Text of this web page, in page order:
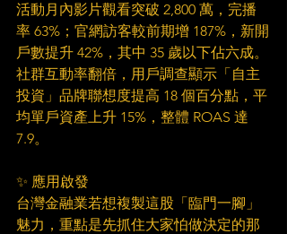
活動月內影片觀看突破 2,800 萬，完播
率 63%；官網訪客較前期增 187%，新開
戶數提升 42%，其中 35 歲以下佔六成。
社群互動率翻倍，用戶調查顯示「自主
投資」品牌聯想度提高 18 個百分點，平
均單戶資產上升 15%，整體 ROAS 達
7.9。
✨ 應用啟發
台灣金融業若想複製這股「臨門一腳」
魅力，重點是先抓住大家怕做決定的那